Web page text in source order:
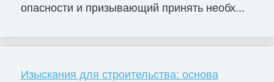
опасности и призывающий принять необх...
Изыскания для строительства: основа